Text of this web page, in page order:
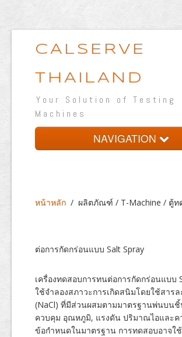
CALSERVE
THAILAND
Your Solution of Testing
Machines
NAVIGATION
ผลิตภัณฑ์
เวปแสดงผลงาน
ข้อมูลการทดสอบ
English
หน้าหลัก / ผลิตภัณฑ์ / T-Machine / ตู้ท
ต่อการกัดกร่อนแบบ Salt Spray
เครื่องทดสอบการทนต่อการกัดกร่อนแบบ
ใช้จำลองสภาวะการเกิดสนิมโดยใช้สารล
(NaCl) ที่มีส่วนผสมตามมาตรฐานพ่นบนชิ้
ควบคุม อุณหภูมิ, แรงดัน ปริมาณไอและ
ข้อกำหนดในมาตรฐาน การทดสอบอาจใช้